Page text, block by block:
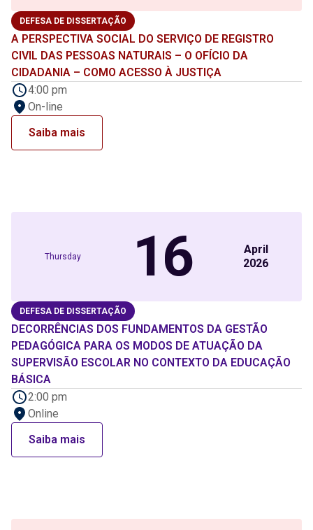
DEFESA DE DISSERTAÇÃO
A PERSPECTIVA SOCIAL DO SERVIÇO DE REGISTRO
CIVIL DAS PESSOAS NATURAIS – O OFÍCIO DA
CIDADANIA – COMO ACESSO À JUSTIÇA
4:00 pm
On-line
Saiba mais
Thursday 16
April
2026
DEFESA DE DISSERTAÇÃO
DECORRÊNCIAS DOS FUNDAMENTOS DA GESTÃO
PEDAGÓGICA PARA OS MODOS DE ATUAÇÃO DA
SUPERVISÃO ESCOLAR NO CONTEXTO DA EDUCAÇÃO
BÁSICA
2:00 pm
Online
Saiba mais